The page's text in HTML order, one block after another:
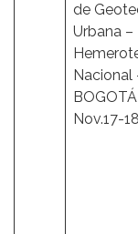
de
Urbana –
Nacional
BOGOTÁ
Nov.17-18